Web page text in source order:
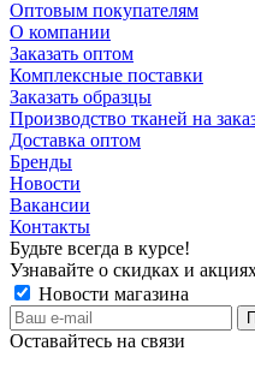
Оптовым покупателям
О компании
Заказать оптом
Комплексные поставки
Заказать образцы
Производство тканей на
Доставка оптом
Бренды
Новости
Вакансии
Контакты
Будьте всегда в курсе!
Узнавайте о скидках и
Новости магазина
Оставайтесь на связи